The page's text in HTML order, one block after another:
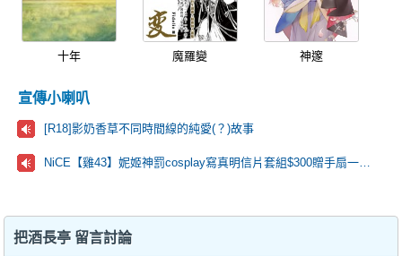
十年 魔羅變 神邃
宣傳小喇叭
[R18]影奶香草不同時間線的純愛(？)故事
NiCE【雞43】妮姬神罰cosplay寫真明信片套組$300贈手扇一把🩷
把酒長亭 留言討論